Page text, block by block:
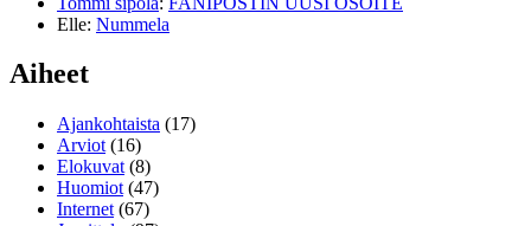
Elle: Nummela
Aiheet
Ajankohtaista (17)
Arviot (16)
Elokuvat (8)
Huomiot (47)
Internet (67)